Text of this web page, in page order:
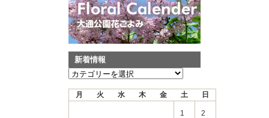
新着情報
新
月 火 水 木 金 土 日
1 2